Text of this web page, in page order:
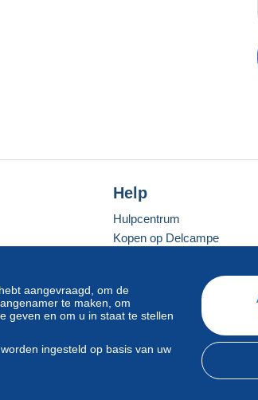
aangevraagd, om de
te maken, om
geven en om u in staat te stellen
ingesteld op basis van uw
Help
Hulpcentrum
Kopen op Delcampe
Een beveiligde website